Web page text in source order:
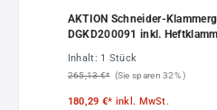
AKTION Schneider-
DGKD200091 inkl.
Inhalt: 1 Stück
265,13 €* (Sie sparen 32% )
180,29 €* inkl. MwSt.